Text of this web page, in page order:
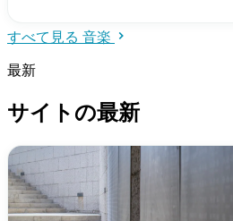
すべて見る 音楽
最新
サイトの最新